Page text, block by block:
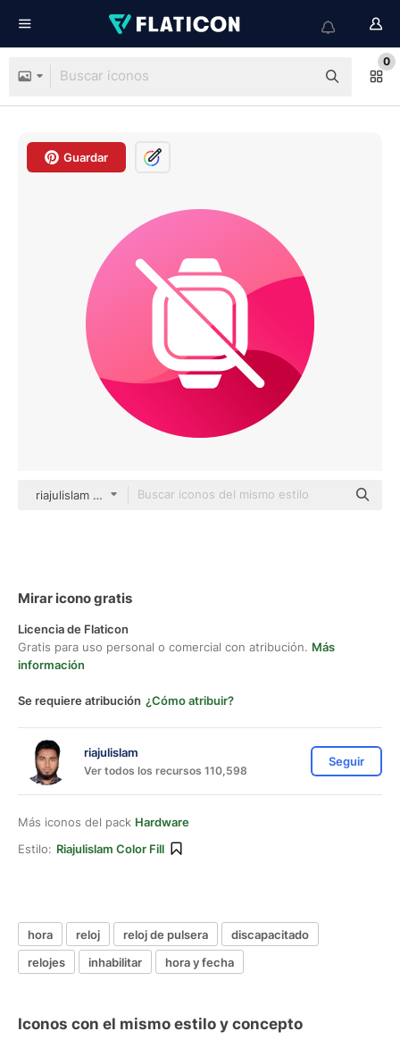
0
Guardar
riajulislam color fill
Mirar icono gratis
Licencia de Flaticon
Gratis para uso personal o comercial con atribución. Más
información
Se requiere atribución ¿Cómo atribuir?
riajulislam
Ver todos los recursos 110,598
Seguir
Más iconos del pack Hardware
Estilo: Riajulislam Color Fill
hora reloj reloj de pulsera
discapacitado
relojes
inhabilitar hora y fecha
Iconos con el mismo estilo y concepto